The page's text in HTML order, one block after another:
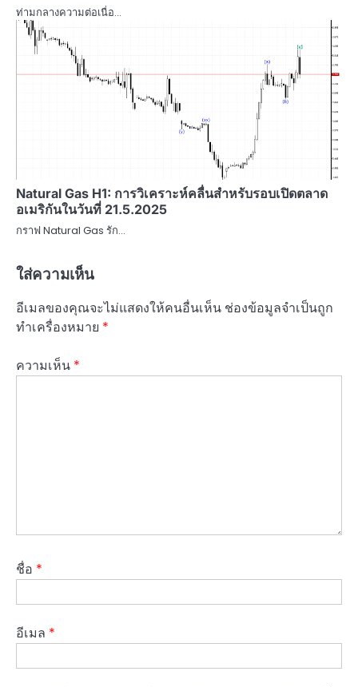
ท่ามกลางความต่อเนื่อ…
Natural Gas H1: การวิเคราะห์คลื่นสำหรับรอบเปิดตลาด
อเมริกันในวันที่ 21.5.2025
กราฟ Natural Gas รัก…
ใส่ความเห็น
อีเมลของคุณจะไม่แสดงให้คนอื่นเห็น ช่องข้อมูลจำเป็นถูก
ทำเครื่องหมาย *
ความเห็น *
ชื่อ *
อีเมล *